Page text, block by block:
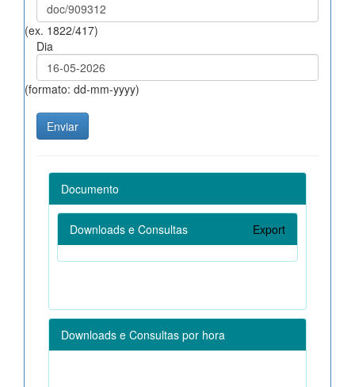
(ex. 1822/417)
Dia
(formato: dd-mm-yyyy)
Documento
Downloads e Consultas Export
Downloads e Consultas por hora